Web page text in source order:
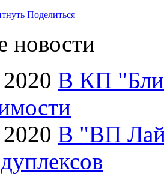
Поделиться
новости
В КП
В "ВП